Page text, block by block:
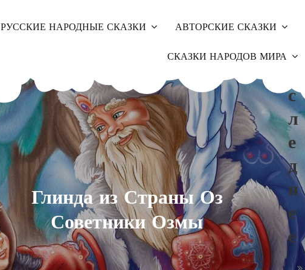
РУССКИЕ НАРОДНЫЕ СКАЗКИ АВТОРСКИЕ СКАЗКИ
СКАЗКИ НАРОДОВ МИРА
Глинда из Страны Оз
Советники Озмы
С
Л
Е
Д
Н
Е
Е